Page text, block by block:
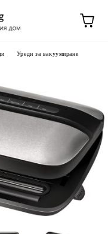
Уреди за вакуумиране